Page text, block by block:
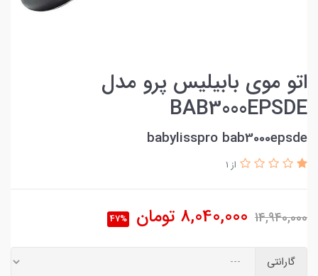
اتو موی بابیلیس پرو مدل
BAB3000EPSDE
babylisspro bab3000epsde
از 1
14,940,000
8,040,000 تومان 47%
گارانتی